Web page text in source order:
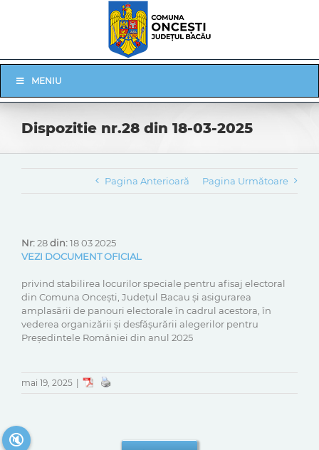
Navigation
MENIU
Dispozitie nr.28 din 18-03-2025
Pagina Anterioară Pagina Următoare
Nr:28din:18 03 2025
VEZI DOCUMENT OFICIAL
privind stabilirea locurilor speciale pentru afisaj electoral
din Comuna Onceşti, Județul Bacau și asigurarea
amplasării de panouri electorale în cadrul acestora, în
vederea organizării și desfășurării alegerilor pentru
Preşedintele României din anul 2025
mai 19, 2025
🔇